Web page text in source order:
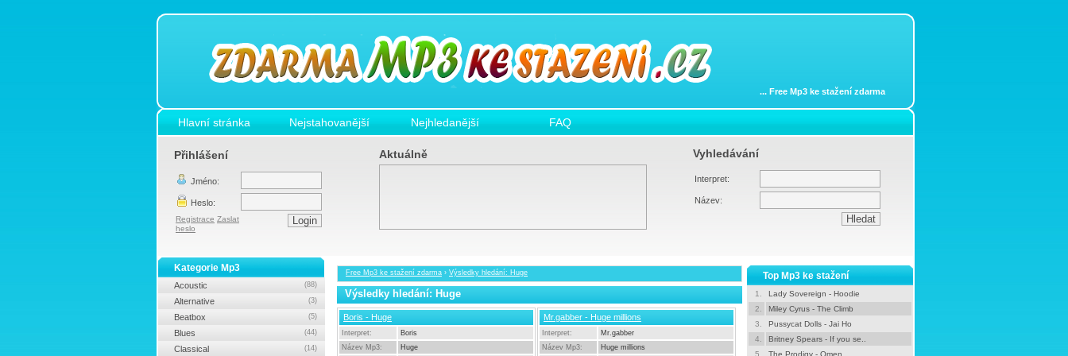
... Free Mp3 ke stažení zdarma
Hlavní stránka Nejstahovanější Nejhledanější FAQ
Přihlášení
Jméno:
Heslo:
Registrace Zaslat
heslo
Aktuálně Vyhledávání
Interpret:
Název:
Free Mp3 ke stažení zdarma › Výsledky hledání: Huge
Výsledky hledání: Huge
Boris - Huge
Interpret:
Boris
Název Mp3:
Huge
Mr.gabber - Huge millions
Interpret:
Mr.gabber
Název Mp3:
Huge millions
Top Mp3 ke stažení
1.
Lady Sovereign - Hoodie
2.
Miley Cyrus - The Climb
3.
Pussycat Dolls - Jai Ho
4.
Britney Spears - If you se..
5.
The Prodigy - Omen
Kategorie Mp3
Acoustic (88)
Alternative (3)
Beatbox (5)
Blues (44)
Classical (14)